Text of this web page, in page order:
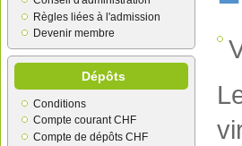
Règles liées à l'admission
Devenir membre
Dépôts
Conditions
Compte courant CHF
Compte de dépôts CHF